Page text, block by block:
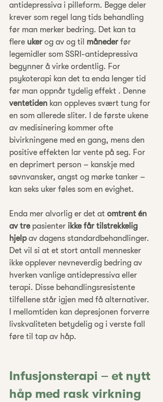
antidepressiva i pilleform. Begge deler
krever som regel lang tids behandling
før man merker bedring. Det kan ta
flere uker og av og til måneder før
legemidler som SSRI-antidepressiva
begynner å virke ordentlig. For
psykoterapi kan det ta enda lenger tid
før man oppnår tydelig effekt . Denne
ventetiden kan oppleves svært tung for
en som allerede sliter. I de første ukene
av medisinering kommer ofte
bivirkningene med en gang, mens den
positive effekten lar vente på seg. For
en deprimert person – kanskje med
søvnvansker, angst og mørke tanker –
kan seks uker føles som en evighet.
Enda mer alvorlig er det at omtrent én
av tre pasienter ikke får tilstrekkelig
hjelp av dagens standardbehandlinger.
Det vil si at et stort antall mennesker
ikke opplever nevneverdig bedring av
hverken vanlige antidepressiva eller
terapi. Disse behandlingsresistente
tilfellene står igjen med få alternativer.
I mellomtiden kan depresjonen forverre
livskvaliteten betydelig og i verste fall
føre til tap av håp.
Infusjonsterapi – et nytt
håp med rask virkning